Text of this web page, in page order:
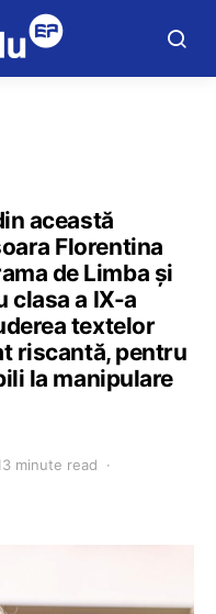
această
Florentina
de Limba și
clasa a IX-a
textelor
riscantă, pentru
la manipulare
minute read